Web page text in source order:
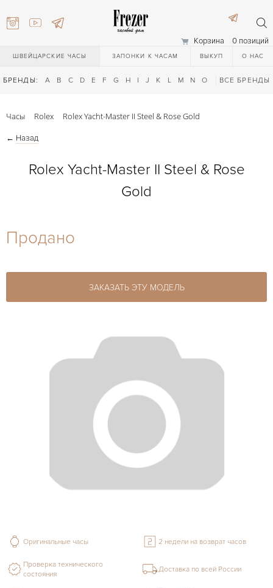
Корзина 0 позиций
ШВЕЙЦАРСКИЕ ЧАСЫ ЗАПОНКИ К ЧАСАМ ВЫКУП О НАС
БРЕНДЫ: A B C D E F G H I J K L M N O Q R S T
ВСЕ БРЕНДЫ
27-44
Часы Rolex Rolex Yacht-Master II Steel & Rose Gold
← Назад
Rolex Yacht-Master II Steel & Rose
Gold
Продано
ЗАКАЗАТЬ ЭТУ МОДЕЛЬ
Оригинальные часы 2 недели на возврат часов
Проверка технического
состояния
Доставка по всей России